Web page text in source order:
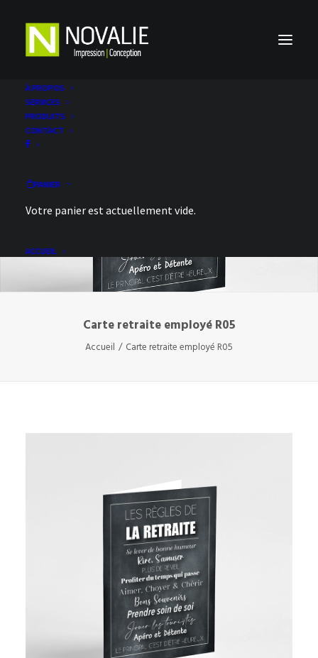
À PROPOS
SERVICES
PRODUITS
CONTACT
PANIER
Votre panier est actuellement vide.
ACCUEIL
Carte retraite employé R05
Accueil Carte retraite employé R05